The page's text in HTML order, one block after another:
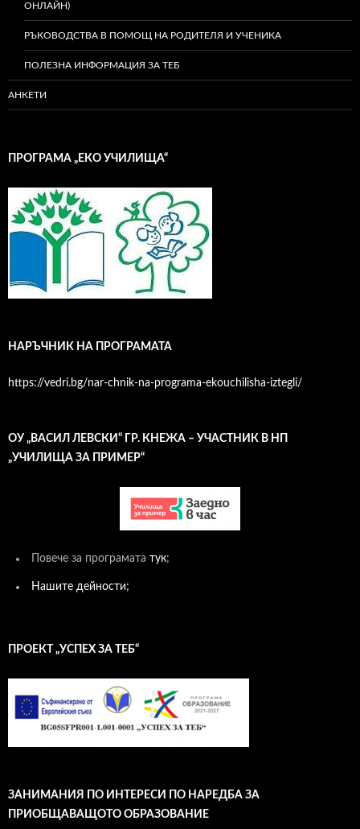
ОНЛАЙН)
РЪКОВОДСТВА В ПОМОЩ НА РОДИТЕЛЯ И УЧЕНИКА
ПОЛЕЗНА ИНФОРМАЦИЯ ЗА ТЕБ
АНКЕТИ
ПРОГРАМА „ЕКО УЧИЛИЩА“
НАРЪЧНИК НА ПРОГРАМАТА
https://vedri.bg/nar-chnik-na-programa-ekouchilisha-iztegli/
ОУ „ВАСИЛ ЛЕВСКИ“ ГР. КНЕЖА – УЧАСТНИК В НП
„УЧИЛИЩА ЗА ПРИМЕР“
Повече за програмата тук;
Нашите дейности;
ПРОЕКТ „УСПЕХ ЗА ТЕБ“
ЗАНИМАНИЯ ПО ИНТЕРЕСИ ПО НАРЕДБА ЗА
ПРИОБЩАВАЩОТО ОБРАЗОВАНИЕ